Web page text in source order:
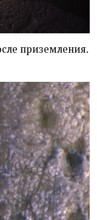
приземления.